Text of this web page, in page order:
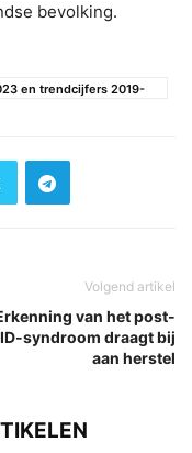
bevolking.
en trendcijfers 2019-
Volgend artikel
van het post-
syndroom draagt bij
aan herstel